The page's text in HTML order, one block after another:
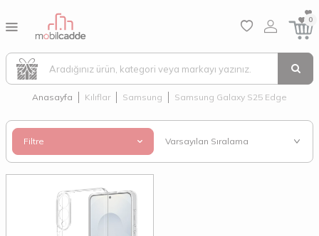
0
Anasayfa Kılıflar Samsung Samsung Galaxy S25 Edge
Filtre